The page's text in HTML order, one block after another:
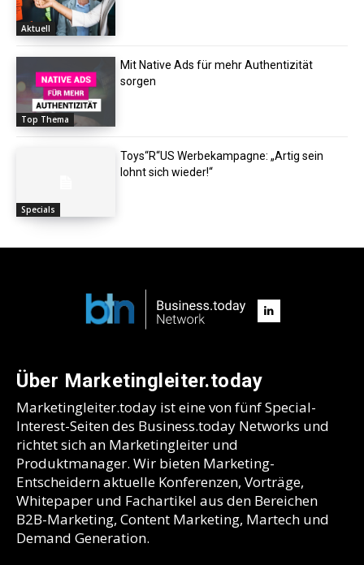
Aktuell
Top Thema
Mit Native Ads für mehr Authentizität
sorgen
Specials
Toys“R“US Werbekampagne: „Artig sein
lohnt sich wieder!“
Über Marketingleiter.today
Marketingleiter.today ist eine von fünf Special-
Interest-Seiten des Business.today Networks und
richtet sich an Marketingleiter und
Produktmanager. Wir bieten Marketing-
Entscheidern aktuelle Konferenzen, Vorträge,
Whitepaper und Fachartikel aus den Bereichen
B2B-Marketing, Content Marketing, Martech und
Demand Generation.